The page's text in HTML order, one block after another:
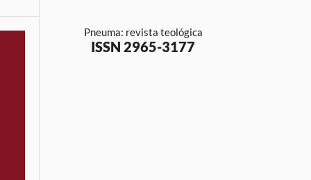
Pneuma: revista teológica
ISSN 2965-3177